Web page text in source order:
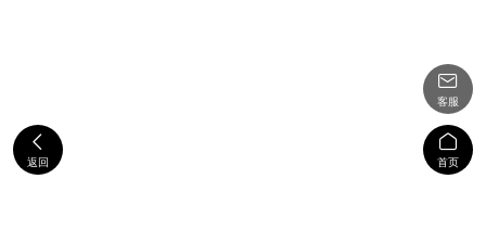

返回

客服

首页